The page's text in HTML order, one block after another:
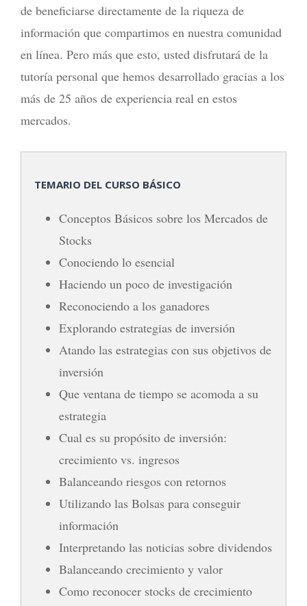
de beneficiarse directamente de la riqueza de
información que compartimos en nuestra comunidad
en línea. Pero más que esto, usted disfrutará de la
tutoría personal que hemos desarrollado gracias a los
más de 25 años de experiencia real en estos
mercados.
TEMARIO DEL CURSO BÁSICO
Conceptos Básicos sobre los Mercados de
Stocks
Conociendo lo esencial
Haciendo un poco de investigación
Reconociendo a los ganadores
Explorando estrategias de inversión
Atando las estrategias con sus objetivos de
inversión
Que ventana de tiempo se acomoda a su
estrategia
Cual es su propósito de inversión:
crecimiento vs. ingresos
Balanceando riesgos con retornos
Utilizando las Bolsas para conseguir
información
Interpretando las noticias sobre dividendos
Balanceando crecimiento y valor
Como reconocer stocks de crecimiento